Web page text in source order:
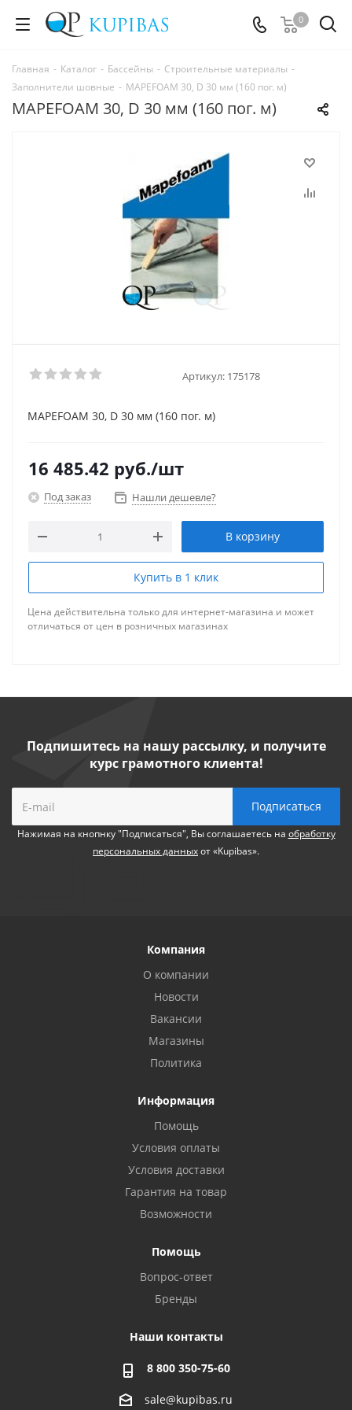
0
Главная - Каталог - Бассейны - Строительные материалы -
Заполнители шовные - MAPEFOAM 30, D 30 мм (160 пог. м)
MAPEFOAM 30, D 30 мм (160 пог. м)
Артикул: 175178
MAPEFOAM 30, D 30 мм (160 пог. м)
16 485.42 руб./шт
Под заказ Нашли дешевле?
В корзину
Купить в 1 клик
Цена действительна только для интернет-магазина и может
отличаться от цен в розничных магазинах
Подпишитесь на нашу рассылку, и получите
курс грамотного клиента!
Нажимая на кнопнку "Подписаться", Вы соглашаетесь на обработку
персональных данныхот «Kupibas».
Компания
О компании
Новости
Вакансии
Магазины
Политика
Информация
Помощь
Условия оплаты
Условия доставки
Гарантия на товар
Возможности
Помощь
Вопрос-ответ
Бренды
Наши контакты
8 800 350-75-60
sale@kupibas.ru